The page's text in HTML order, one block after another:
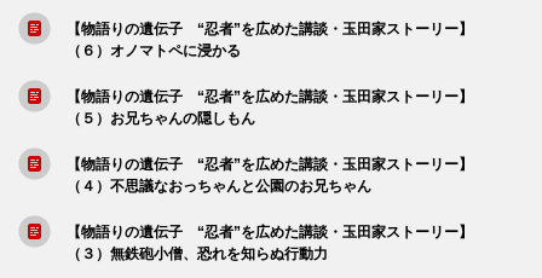
【物語りの遺伝子 “忍者”を広めた講談・玉田家ストーリー】
（６）オノマトペに浸かる
【物語りの遺伝子 “忍者”を広めた講談・玉田家ストーリー】
（５）お兄ちゃんの隠しもん
【物語りの遺伝子 “忍者”を広めた講談・玉田家ストーリー】
（４）不思議なおっちゃんと公園のお兄ちゃん
【物語りの遺伝子 “忍者”を広めた講談・玉田家ストーリー】
（３）無鉄砲小僧、恐れを知らぬ行動力